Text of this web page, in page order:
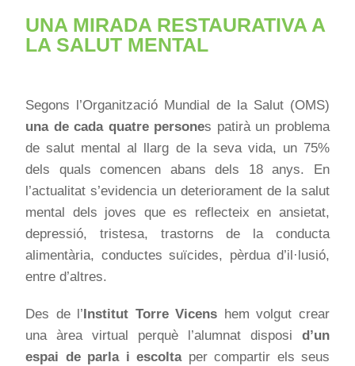
UNA MIRADA RESTAURATIVA A
LA SALUT MENTAL
Segons l’Organització Mundial de la Salut (OMS)
una de cada quatre persones patirà un problema
de salut mental al llarg de la seva vida, un 75%
dels quals comencen abans dels 18anys. En
l’actualitat s’evidencia un deteriorament de la salut
mental dels joves que es reflecteix en ansietat,
depressió, tristesa, trastorns de la conducta
alimentària, conductes suïcides, pèrdua d’il·lusió,
entre d’altres.
Des de l’ Institut TorreVicens hem volgut crear
una àrea virtual perquè l’alumnat disposi d’un
espai de parla i escoltaper compartir els seus